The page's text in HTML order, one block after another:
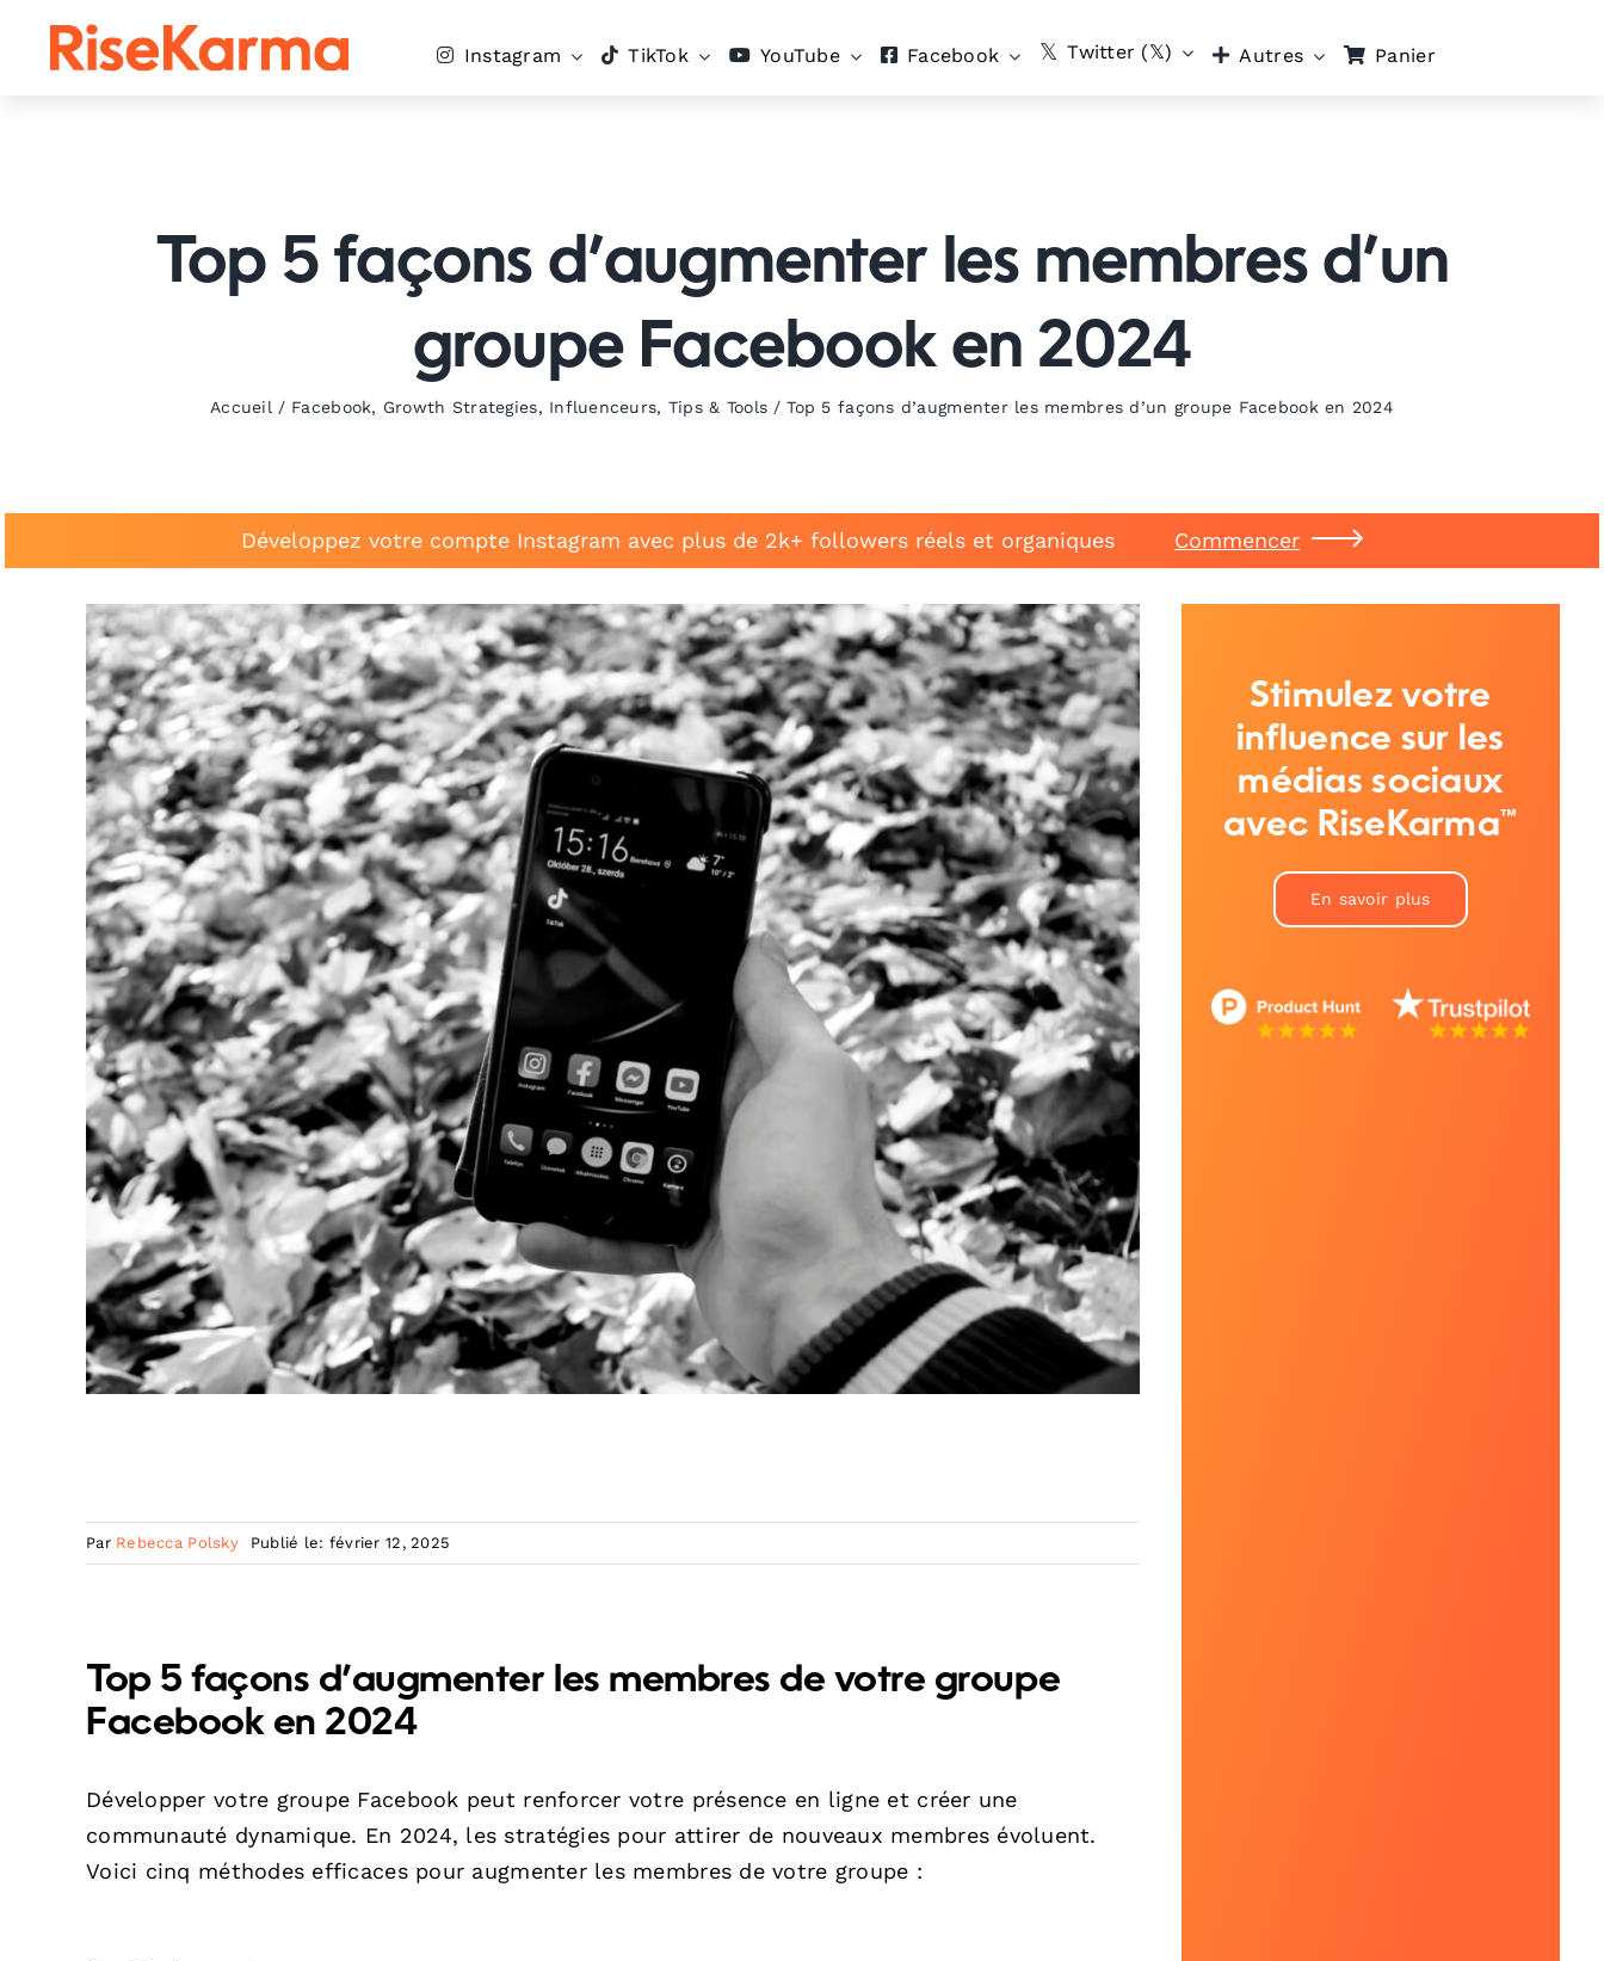
Instagram TikTok YouTube Facebook Twitter (𝕏) Autres Panier
Top 5 façons d’augmenter les membres d’un
groupe Facebook en 2024
Accueil / Facebook, Growth Strategies, Influenceurs, Tips & Tools / Top 5 façons d’augmenter les membres d’un groupe Facebook en 2024
Développez votre compte Instagram avec plus de 2k+ followers réels et organiques Commencer
Par Rebecca Polsky Publié le: février 12, 2025
Top 5 façons d’augmenter les membres de votre groupe
Facebook en 2024
Développer votre groupe Facebook peut renforcer votre présence en ligne et créer une
communauté dynamique. En 2024, les stratégies pour attirer de nouveaux membres évoluent.
Voici cinq méthodes efficaces pour augmenter les membres de votre groupe :
Stimulez votre
influence sur les
médias sociaux
avec RiseKarma™
En savoir plus